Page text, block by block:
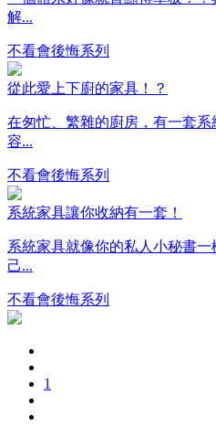
解...
不看會後悔系列
從此愛上下廚的家具！？
在匆忙、繁雜的廚房，有一套系
容...
不看會後悔系列
系統家具讓你收納有一套！
系統家具就像你的私人小秘書
己...
不看會後悔系列
1